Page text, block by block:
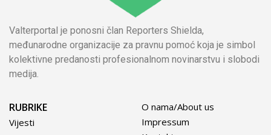
Valterportal je ponosni član Reporters Shielda,
međunarodne organizacije za pravnu pomoć koja je simbol
kolektivne predanosti profesionalnom novinarstvu i slobodi
medija.
RUBRIKE
Vijesti
O nama/About us
Impressum